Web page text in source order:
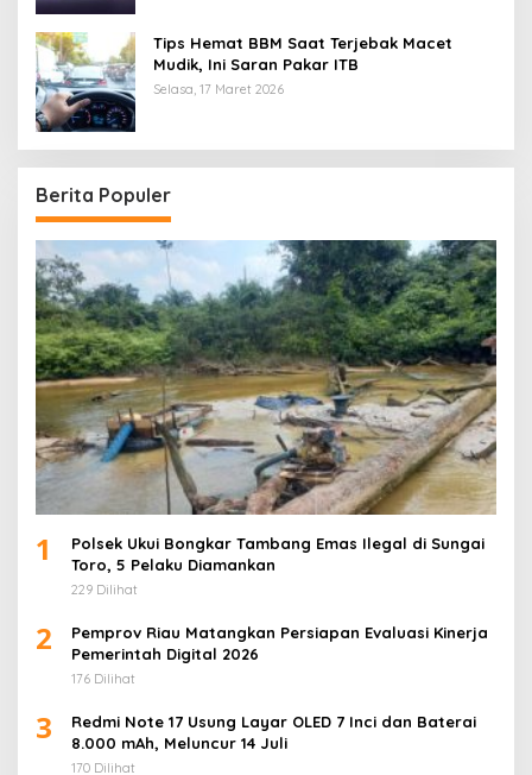
Tips Hemat BBM Saat Terjebak Macet
Mudik, Ini Saran Pakar ITB
Selasa, 17 Maret 2026
Berita Populer
1
Polsek Ukui Bongkar Tambang Emas Ilegal di Sungai
Toro, 5 Pelaku Diamankan
229 Dilihat
2
Pemprov Riau Matangkan Persiapan Evaluasi Kinerja
Pemerintah Digital 2026
176 Dilihat
3
Redmi Note 17 Usung Layar OLED 7 Inci dan Baterai
8.000 mAh, Meluncur 14 Juli
170 Dilihat